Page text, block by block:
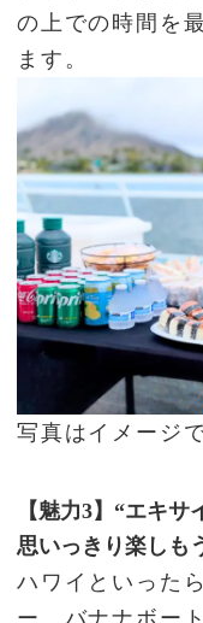
の上での時間を
ます。
写真はイメージ
【魅力3】“エキ
思いっきり楽しも
ハワイといった
ー、バナナボー